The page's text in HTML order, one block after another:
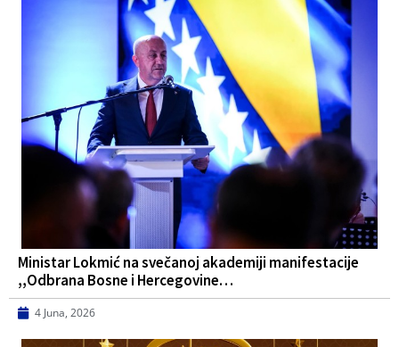
Ministar Lokmić na svečanoj akademiji manifestacije
,,Odbrana Bosne i Hercegovine…
4 Juna, 2026